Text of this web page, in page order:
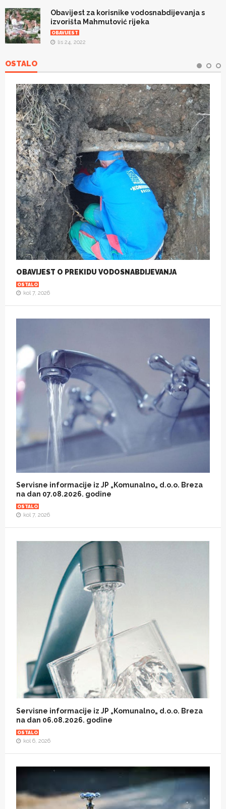
Obavijest za korisnike vodosnabdijevanja s
izvorišta Mahmutović rijeka
OBAVIJEST
lis 24, 2022
OSTALO
OBAVIJEST O PREKIDU VODOSNABDIJEVANJA
OSTALO
kol 7, 2026
Servisne informacije iz JP „Komunalno„ d.o.o. Breza
na dan 07.08.2026. godine
OSTALO
kol 7, 2026
Servisne informacije iz JP „Komunalno„ d.o.o. Breza
na dan 06.08.2026. godine
OSTALO
kol 6, 2026